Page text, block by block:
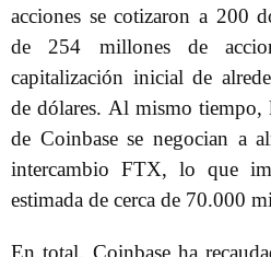
acciones se cotizaron a 200
de 254 millones de
capitalización inicial de
de dólares. Al mismo tiempo,
de Coinbase se negocian a
intercambio FTX, lo que
estimada de cerca de 70.000
En total, Coinbase ha